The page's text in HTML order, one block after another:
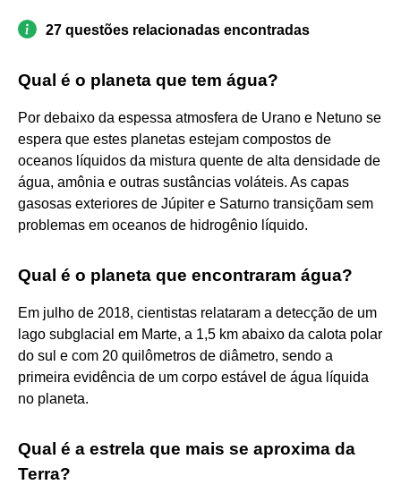
27 questões relacionadas encontradas
Qual é o planeta que tem água?
Por debaixo da espessa atmosfera de Urano e Netuno se
espera que estes planetas estejam compostos de
oceanos líquidos da mistura quente de alta densidade de
água, amônia e outras sustâncias voláteis. As capas
gasosas exteriores de Júpiter e Saturno transiçõam sem
problemas em oceanos de hidrogênio líquido.
Qual é o planeta que encontraram água?
Em julho de 2018, cientistas relataram a detecção de um
lago subglacial em Marte, a 1,5 km abaixo da calota polar
do sul e com 20 quilômetros de diâmetro, sendo a
primeira evidência de um corpo estável de água líquida
no planeta.
Qual é a estrela que mais se aproxima da
Terra?